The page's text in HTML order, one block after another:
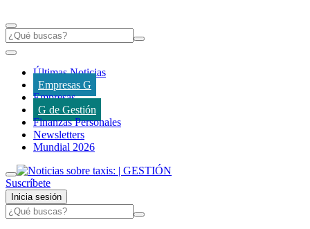
Últimas Noticias
Empresas G
Empresas
G de Gestión
Finanzas Personales
Newsletters
Mundial 2026
Suscríbete
Inicia sesión